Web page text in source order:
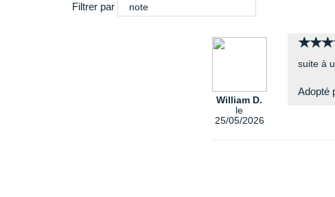
Filtrer par note
William D.
le
25/05/2026
suite à
Adopté